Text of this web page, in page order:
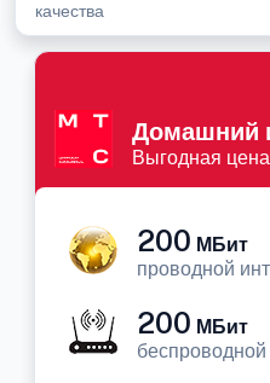
качества
Домашний
Выгодная цена
200 МБит
проводной
200 МБит
беспроводной